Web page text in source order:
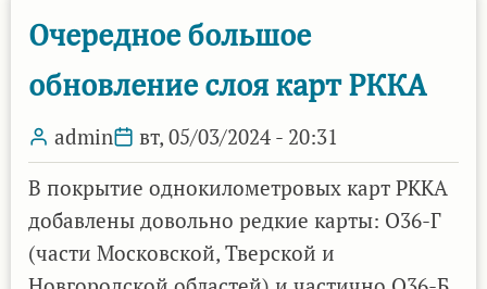
поводу
проекта
AnyGIS
Очередное большое
обновление слоя карт РККА
admin
вт, 05/03/2024 - 20:31
В покрытие однокилометровых карт РККА
добавлены довольно редкие карты: O36-Г
(части Московской, Тверской и